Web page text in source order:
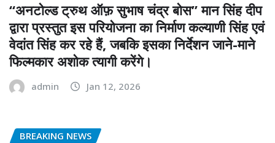
“अनटोल्ड ट्रुथ ऑफ़ सुभाष चंद्र बोस” मान सिंह दीप
द्वारा प्रस्तुत इस परियोजना का निर्माण कल्याणी सिंह एवं
वेदांत सिंह कर रहे हैं, जबकि इसका निर्देशन जाने-माने
फिल्मकार अशोक त्यागी करेंगे।
admin Jan 12, 2026
BREAKING NEWS